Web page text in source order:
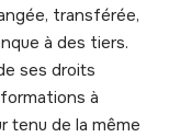
transférée,
à des tiers.
ses droits
à
tenu de la même